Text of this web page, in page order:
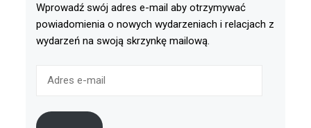
Wprowadź swój adres e-mail aby otrzymywać
powiadomienia o nowych wydarzeniach i relacjach z
wydarzeń na swoją skrzynkę mailową.